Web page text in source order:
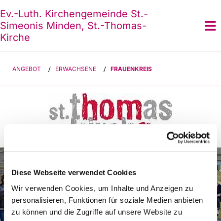
Diese Webseite verwendet Cookies
Wir verwenden Cookies, um Inhalte und Anzeigen zu
personalisieren, Funktionen für soziale Medien anbieten
zu können und die Zugriffe auf unsere Website zu
Ev.-Luth. Kirchengemeinde St.-
Simeonis Minden, St.-Thomas-
Kirche
ANGEBOT / ERWACHSENE / FRAUENKREIS